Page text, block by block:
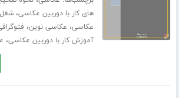
های کار با دوربین عکاسی،
عکاسی، عکاسی نوین،
آموزش کار با دوربین عکاسی،